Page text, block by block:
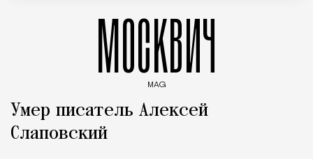
МОСКВИЧ
MAG
Умер писатель Алексей
Слаповский